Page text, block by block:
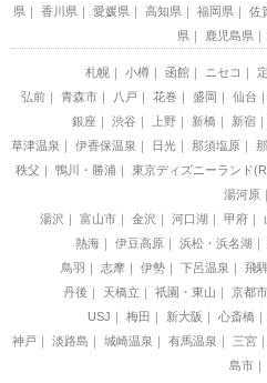
県
香川県 愛媛県 高知県 福岡県 佐
県
鹿児島県
札幌 小樽 函館 ニセコ
弘前
青森市 八戸 花巻 盛岡 仙台
銀座
渋谷 上野 新橋 新宿
草津温泉
伊香保温泉 日光 那須塩原
秩父
鴨川・勝浦 東京ディズニーランド
湯河原
湯沢
富山市 金沢 河口湖 甲府
熱海
伊豆高原 浜松・浜名湖
鳥羽
志摩 伊勢 下呂温泉 飛
丹後
天橋立 祇園・東山 京都市
USJ
梅田 新大阪 心斎橋
神戸
淡路島 城崎温泉 有馬温泉 三宮
島市